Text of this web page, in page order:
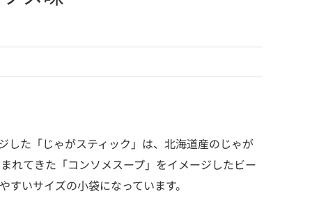
した「じゃがスティック」は、北海道産のじゃが
れてきた「コンソメスープ」をイメージしたビー
いサイズの小袋になっています。